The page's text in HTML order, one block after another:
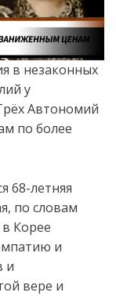
в незаконных
у
Автономий
по более
68-летняя
по словам
Корее
и
и
вере и